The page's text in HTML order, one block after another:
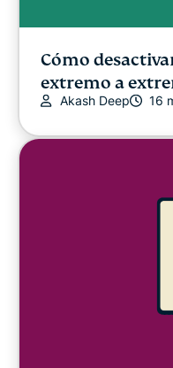
Cómo
extremo a
Akash Deep 16